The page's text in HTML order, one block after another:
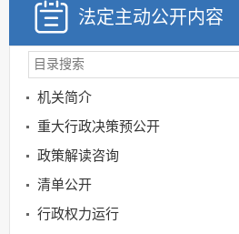
法定主动公开内容
机关简介
重大行政决策预公开
政策解读咨询
清单公开
行政权力运行